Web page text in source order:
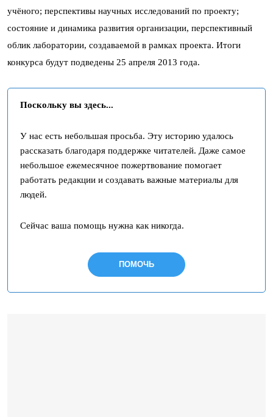
учёного; перспективы научных исследований по проекту;
состояние и динамика развития организации, перспективный
облик лаборатории, создаваемой в рамках проекта. Итоги
конкурса будут подведены 25 апреля 2013 года.
Поскольку вы здесь...
У нас есть небольшая просьба. Эту историю удалось
рассказать благодаря поддержке читателей. Даже самое
небольшое ежемесячное пожертвование помогает
работать редакции и создавать важные материалы для
людей.
Сейчас ваша помощь нужна как никогда.
ПОМОЧЬ